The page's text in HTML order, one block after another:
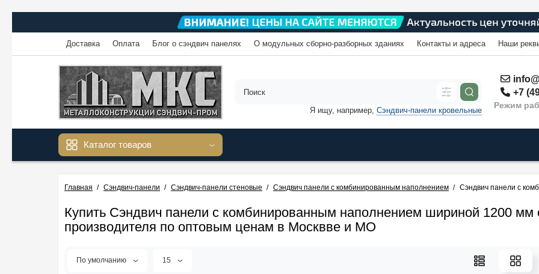
Доставка Оплата Блог о сэндвич панелях О модульных сборно-разборных зданиях Контакты и адреса Наши
+7
Режим
Я ищу, например, Сэндвич-панели кровельные
Каталог товаров
Главная Сэндвич-панели Сэндвич-панели стеновые Сэндвич панели с комбинированным наполнением Сэндвич панели с
Купить Сэндвич панели с комбинированным наполнением шириной 1200 мм
производителя по оптовым ценам в Москвве и МО
По умолчанию 15